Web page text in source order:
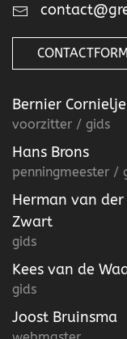
Bernier Cornielje
voorzitter / gids
Hans Brons
penningmeester /
Herman van der
Zwart
gids
Kees van de
gids
Joost Bruinsma